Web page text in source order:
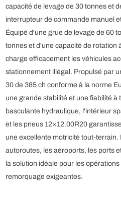
capacité de levage de 30 tonnes et
interrupteur de commande manuel
Équipé d'une grue de levage de 60
tonnes et d'une capacité de rotation
charge efficacement les véhicules
stationnement illégal. Propulsé par
30 de 385 ch conforme à la norme
une grande stabilité et une fiabilité
basculante hydraulique, l'intérieur
et les pneus 12×12.00R20
une excellente motricité tout-
autoroutes, les aéroports, les ports
la solution idéale pour les
remorquage exigeantes.